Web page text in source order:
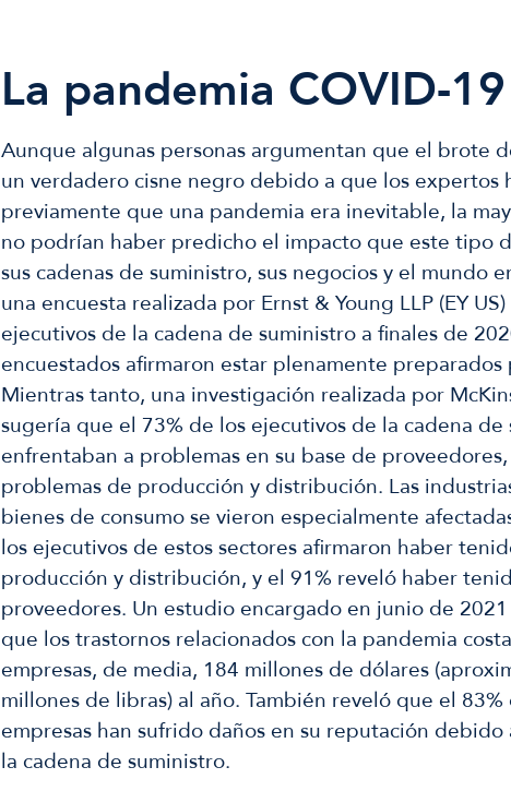
La pandemia COVID-19
Aunque algunas personas argumentan que el brote
un verdadero cisne negro debido a que los expertos
previamente que una pandemia era inevitable, la
no podrían haber predicho el impacto que este tipo
sus cadenas de suministro, sus negocios y el mundo
una encuesta realizada por Ernst & Young LLP (EY
ejecutivos de la cadena de suministro a finales de
encuestados afirmaron estar plenamente preparados
Mientras tanto, una investigación realizada por
sugería que el 73% de los ejecutivos de la cadena de
enfrentaban a problemas en su base de
problemas de producción y distribución. Las
bienes de consumo se vieron especialmente
los ejecutivos de estos sectores afirmaron haber
producción y distribución, y el 91% reveló haber
proveedores. Un estudio encargado en junio de
que los trastornos relacionados con la pandemia
empresas, de media, 184 millones de dólares
millones de libras) al año. También reveló que el
empresas han sufrido daños en su reputación
la cadena de suministro.